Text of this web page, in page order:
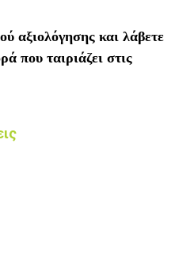
αξιολόγησης και λάβετε
που ταιριάζει στις